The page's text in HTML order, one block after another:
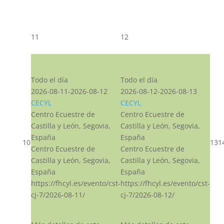
10
11
Todo el día
2026-08-11-2026-08-12
CECYL
Centro Ecuestre de
Castilla y León, Segovia,
España
Centro Ecuestre de
Castilla y León, Segovia,
España
https://fhcyl.es/evento/cst-
cj-7/2026-08-11/
12
Todo el día
2026-08-12-2026-08-13
CECYL
Centro Ecuestre de
Castilla y León, Segovia,
España
Centro Ecuestre de
Castilla y León, Segovia,
España
https://fhcyl.es/evento/cst-
cj-7/2026-08-12/
13